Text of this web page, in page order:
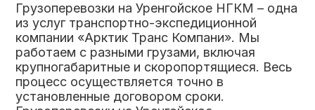
Грузоперевозки на Уренгойское НГКМ – одна
из услуг транспортно-экспедиционной
компании «Арктик Транс Компани». Мы
работаем с разными грузами, включая
крупногабаритные и скоропортящиеся. Весь
процесс осуществляется точно в
установленные договором сроки.